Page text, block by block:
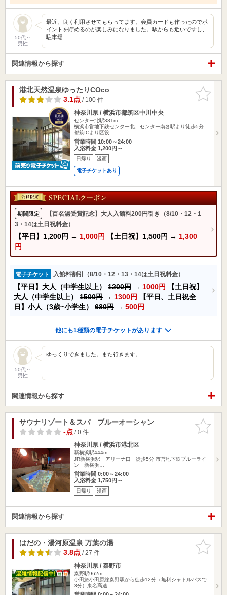
50代～
男性
最近、良く利用させてもらってます。会員カードも作ったのでポ
イントを貯めるのが楽しみになりました。駅からも近いですし、
駐車場…
関連情報から探す
お気に入
りに追加
港北天然温泉ゆったりCOco
3.1点/ 100 件
神奈川県 / 横浜市都筑区中川中央
センター北駅381m
横浜市営地下鉄センター北、センター南各駅より徒歩5分
都筑ICより区役…
営業時間 10:00～24:00
入浴料金 1,200円～
日帰り 漫画
電子チケットあり
期間限定
【百名湯受賞記念】大人入館料200円引き（8/10・12・1
3・14は土日祝料金）
【平日】 1,200円 → 1,000円 【土日祝】 1,500円 → 1,300
円
電子チケット 入館料割引（8/10・12・13・14は土日祝料金）
【平日】大人（中学生以上） 1200円 → 1000円
【土日祝】
大人（中学生以上） 1500円 → 1300円
【平日、土日祝全
日】小人（3歳~小学生） 680円 → 500円
他にも1種類の電子チケットがあります
50代～
男性
ゆっくりできました。また行きます。
関連情報から探す
お気に入
りに追加
サウナリゾート＆スパ ブルーオーシャン
-点/ 0 件
神奈川県 / 横浜市港北区
新横浜駅444m
JR新横浜駅 アリーナ口 徒歩5分 市営地下鉄ブルーライ
ン 新横浜…
営業時間 0:00～24:00
入浴料金 1,750円～
日帰り 漫画
関連情報から探す
お気に入
りに追加
はだの・湯河原温泉 万葉の湯
3.8点/ 27 件
神奈川県 / 秦野市
秦野駅962m
小田急小田原線秦野駅から徒歩12分（無料シャトルバスで
3分）東名高速…